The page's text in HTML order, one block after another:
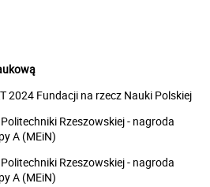
Fundacji na rzecz Nauki Polskiej
Rzeszowskiej - nagroda
A (MEiN)
Rzeszowskiej - nagroda
A (MEiN)